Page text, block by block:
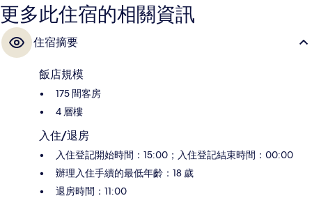
更多此住宿的相關資訊
住宿摘要
飯店規模
175 間客房
4 層樓
入住/退房
入住登記開始時間：15:00；入住登記結束時間：00:00
辦理入住手續的最低年齡：18 歲
退房時間：11:00